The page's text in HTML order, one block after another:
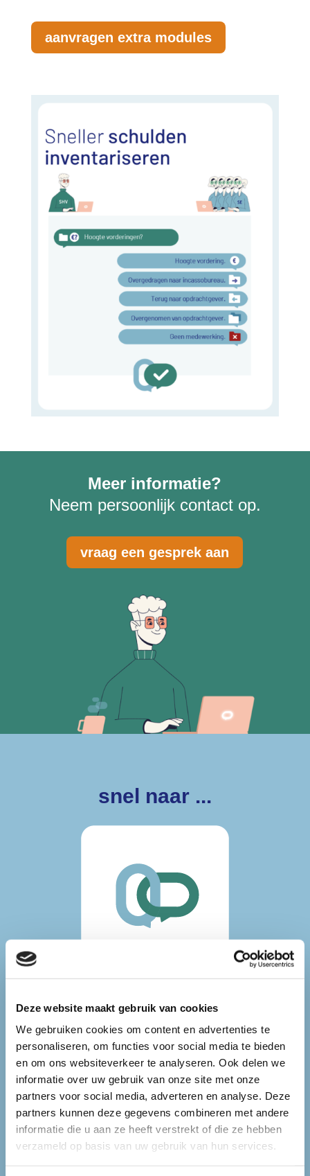
Deze website maakt gebruik van cookies
We gebruiken cookies om content en advertenties te
personaliseren, om functies voor social media te bieden
en om ons websiteverkeer te analyseren. Ook delen we
informatie over uw gebruik van onze site met onze
partners voor social media, adverteren en analyse. Deze
partners kunnen deze gegevens combineren met andere
informatie die u aan ze heeft verstrekt of die ze hebben
verzameld op basis van uw gebruik van hun services.
aanvragen extra modules
Meer informatie?
Neem persoonlijk contact op.
vraag een gesprek aan
snel naar ...
aansluiten